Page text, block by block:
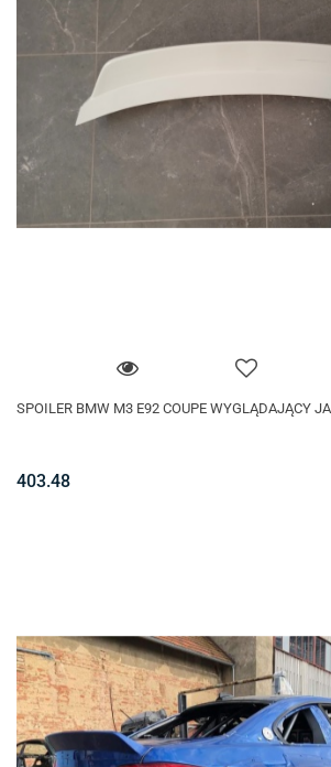
SPOILER BMW M3 E92 COUPE WYGLĄDAJĄCY
403.48